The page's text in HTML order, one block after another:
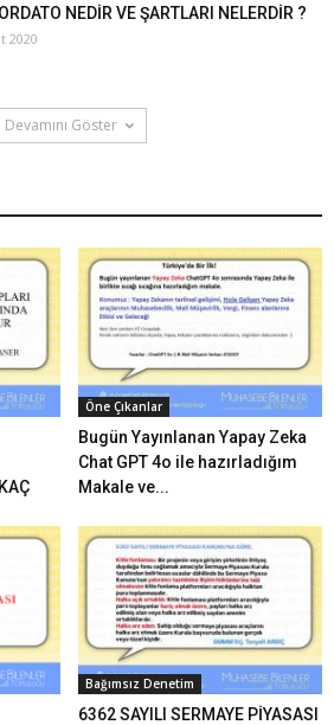
NEDİR VE ŞARTLARI NELERDİR ?
2020
Devamını Göster
Öne Çıkanlar
Bugün Yayınlanan Yapay Zeka
Chat GPT 4o ile hazırladığım
Makale ve...
Bağımsız Denetim
6362 SAYILI SERMAYE PİYASASI